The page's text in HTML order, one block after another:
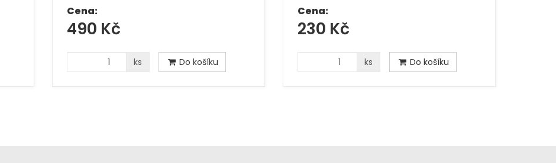
Cena:
490 Kč
ks Do košíku
Cena:
230 Kč
ks Do košíku